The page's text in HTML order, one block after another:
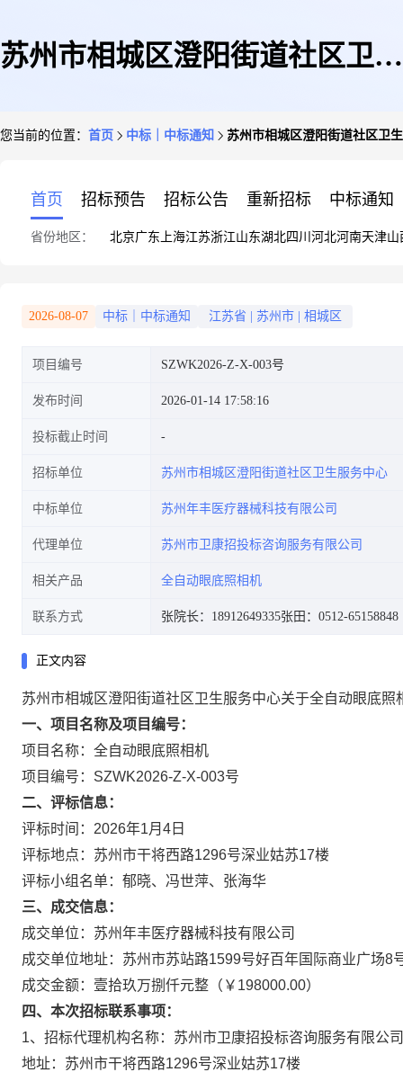
苏州市相城区澄阳街道社区卫生
您当前的位置： 首页 中标｜中标通知 苏州市相城区澄阳街道社区卫
首页 招标预告 招标公告 重新招标 中标通知
省份地区： 北京广东 上海江苏浙江山东湖北四川 河北河南天津山
2026-08-07 中标｜中标通知 江苏省 苏州市 相城区
项目编号 SZWK2026-Z-X-003号
发布时间 2026-01-14 17:58:16
投标截止时间
招标单位 苏州市相城区澄阳街道社区卫生服务中心
中标单位 苏州年丰医疗器械科技有限公司
代理单位 苏州市卫康招投标咨询服务有限公司
相关产品 全自动眼底照相机
联系方式 张院长：18912649335张田：0512-65158848
正文内容
苏州市相城区澄阳街道社区卫生服务中心关于全自动眼底照
一、项目名称及项目编号：
项目名称：全自动眼底照相机
项目编号：SZWK2026-Z-X-003号
二、评标信息：
评标时间：2026年1月4日
评标地点：苏州市干将西路1296号深业姑苏17楼
评标小组名单：郁晓、冯世萍、张海华
三、成交信息：
成交单位：苏州年丰医疗器械科技有限公司
成交单位地址：苏州市苏站路1599号好百年国际商业广场8
成交金额：壹拾玖万捌仟元整（￥198000.00）
四、本次招标联系事项：
1、招标代理机构名称：苏州市卫康招投标咨询服务有限公司
地址：苏州市干将西路1296号深业姑苏17楼